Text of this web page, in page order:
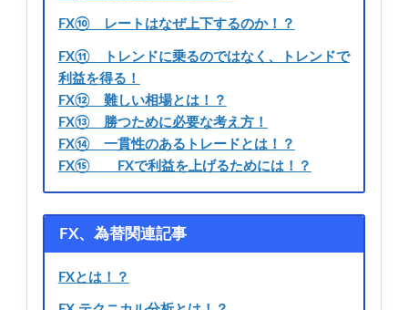
FX⑩ レートはなぜ上下するのか！？
FX⑪ トレンドに乗るのではなく、トレンドで
利益を得る！
FX⑫ 難しい相場とは！？
FX⑬ 勝つために必要な考え方！
FX⑭ 一貫性のあるトレードとは！？
FX⑮ FXで利益を上げるためには！？
FX、為替関連記事
FXとは！？